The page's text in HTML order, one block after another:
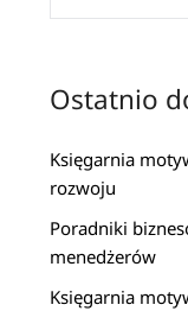
Ostatnio
Księgarnia
rozwoju
Poradniki
menedżerów
Księgarnia